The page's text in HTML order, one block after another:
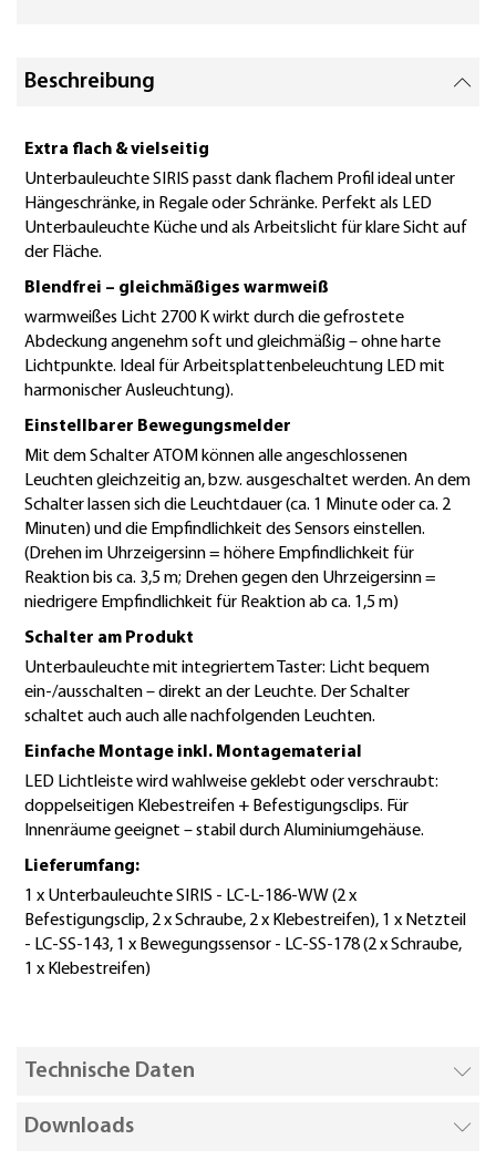
Beschreibung
Extra flach & vielseitig
Unterbauleuchte SIRIS passt dank flachem Profil ideal unter
Hängeschränke, in Regale oder Schränke. Perfekt als LED
Unterbauleuchte Küche und als Arbeitslicht für klare Sicht auf
der Fläche.
Blendfrei – gleichmäßiges warmweiß
warmweißes Licht 2700 K wirkt durch die gefrostete
Abdeckung angenehm soft und gleichmäßig – ohne harte
Lichtpunkte. Ideal für Arbeitsplattenbeleuchtung LED mit
harmonischer Ausleuchtung).
Einstellbarer Bewegungsmelder
Mit dem Schalter ATOM können alle angeschlossenen
Leuchten gleichzeitig an, bzw. ausgeschaltet werden. An dem
Schalter lassen sich die Leuchtdauer (ca. 1 Minute oder ca. 2
Minuten) und die Empfindlichkeit des Sensors einstellen.
(Drehen im Uhrzeigersinn = höhere Empfindlichkeit für
Reaktion bis ca. 3,5 m; Drehen gegen den Uhrzeigersinn =
niedrigere Empfindlichkeit für Reaktion ab ca. 1,5 m)
Schalter am Produkt
Unterbauleuchte mit integriertem Taster: Licht bequem
ein-/ausschalten – direkt an der Leuchte. Der Schalter
schaltet auch auch alle nachfolgenden Leuchten.
Einfache Montage inkl. Montagematerial
LED Lichtleiste wird wahlweise geklebt oder verschraubt:
doppelseitigen Klebestreifen + Befestigungsclips. Für
Innenräume geeignet – stabil durch Aluminiumgehäuse.
Lieferumfang:
1 x Unterbauleuchte SIRIS - LC-L-186-WW (2 x
Befestigungsclip, 2 x Schraube, 2 x Klebestreifen), 1 x Netzteil
- LC-SS-143, 1 x Bewegungssensor - LC-SS-178 (2 x Schraube,
1 x Klebestreifen)
Technische Daten
Downloads